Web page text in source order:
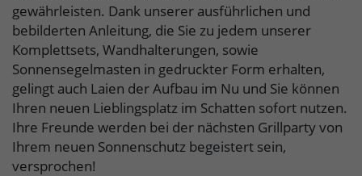
gewährleisten. Dank unserer ausführlichen und
bebilderten Anleitung, die Sie zu jedem unserer
Komplettsets, Wandhalterungen, sowie
Sonnensegelmasten in gedruckter Form erhalten,
gelingt auch Laien der Aufbau im Nu und Sie können
Ihren neuen Lieblingsplatz im Schatten sofort nutzen.
Ihre Freunde werden bei der nächsten Grillparty von
Ihrem neuen Sonnenschutz begeistert sein,
versprochen!